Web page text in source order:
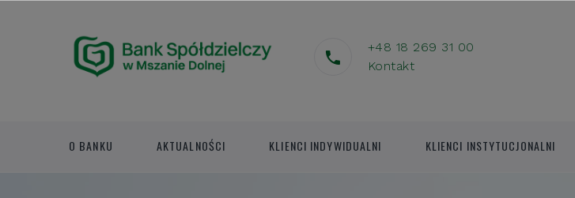
+48 18 269 31 00
Kontakt
O BANKU AKTUALNOŚCI KLIENCI INDYWIDUALNI KLIENCI INSTYTUCJONALNI